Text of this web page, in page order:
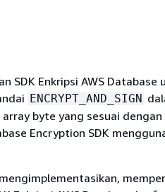
SDK Enkripsi AWS Database
ENCRYPT_AND_SIGN
byte yang sesuai dengan
Encryption SDK